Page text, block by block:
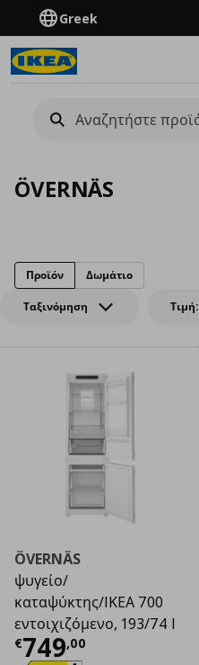
Greek
ÖVERNÄS
Ταξινόμηση Τιμή:
Προϊόν Δωμάτιο
ÖVERNÄS
ψυγείο/
καταψύκτης/IKEA 700
εντοιχιζόμενο, 193/74 l
€749,00
Τρέχουσα τιμή